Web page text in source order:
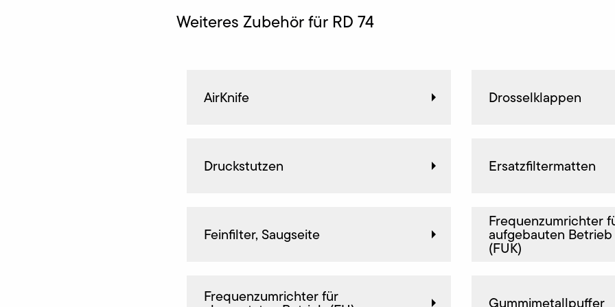
Weiteres Zubehör für RD 74
AirKnife Drosselklappen
Druckstutzen Ersatzfiltermatten
Feinfilter, Saugseite
Frequenz­umrichter
aufgebauten Betrieb
(FUK)
Frequenz­umrichter für Gummimetallpuffer